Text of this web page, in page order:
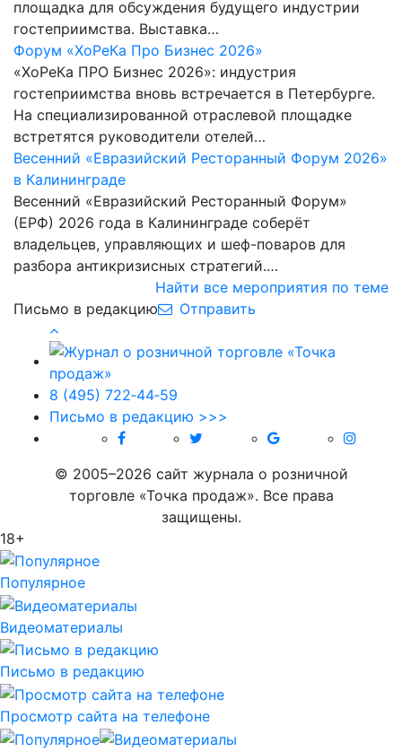
площадка для обсуждения будущего индустрии
гостеприимства. Выставка…
Форум «ХоРеКа Про Бизнес 2026»
«ХоРеКа ПРО Бизнес 2026»: индустрия
гостеприимства вновь встречается в Петербурге.
На специализированной отраслевой площадке
встретятся руководители отелей…
Весенний «Евразийский Ресторанный Форум 2026»
в Калининграде
Весенний «Евразийский Ресторанный Форум»
(ЕРФ) 2026 года в Калининграде соберёт
владельцев, управляющих и шеф-поваров для
разбора антикризисных стратегий.…
Найти все мероприятия по теме
Письмо в редакцию
Отправить
8 (495) 722‑44‑59
Письмо в редакцию >>>
© 2005–2026 сайт журнала о розничной
торговле «Точка продаж». Все права
защищены.
18+
Популярное
Видеоматериалы
Письмо в редакцию
Просмотр сайта на телефоне